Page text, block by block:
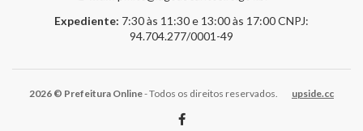
Expediente: 7:30 às 11:30 e 13:00 às 17:00CNPJ:
94.704.277/0001-49
2026 © Prefeitura Online- Todos os direitos reservados. upside.cc